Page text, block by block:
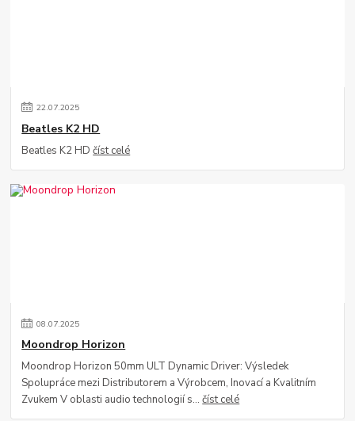
22.07.2025
Beatles K2 HD
Beatles K2 HDčíst celé
08.07.2025
Moondrop Horizon
Moondrop Horizon 50mm ULT Dynamic Driver: Výsledek
Spolupráce mezi Distributorem a Výrobcem, Inovací a Kvalitním
Zvukem V oblasti audio technologií s...číst celé